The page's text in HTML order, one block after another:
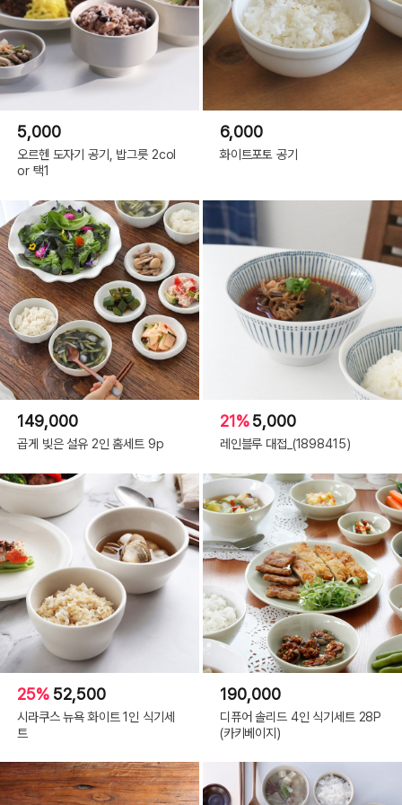
5,000
오르헨 도자기 공기, 밥그릇 2col
or 택1
6,000
화이트포토 공기
149,000
곱게 빚은 설유 2인 홈세트 9p
21%5,000
레인블루 대접_(1898415)
25% 52,500
시라쿠스 뉴욕 화이트 1인 식기세
트
190,000
디퓨어 솔리드 4인 식기세트 28P
(카키베이지)